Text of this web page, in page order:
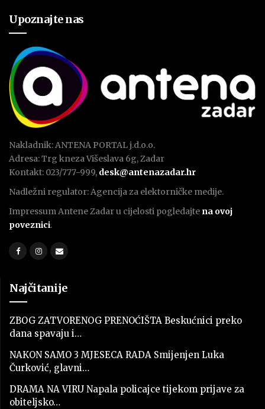
Upoznajte nas
Nakladnik: ANTENA PORTAL j.d.o.o.
Adresa: Trg kneza Višeslava 6g, Zadar
Kontakt: 023/777-999, desk@antenazadar.hr
Nadležni regulator: Agencija za elektorničke medije.
Impressum Antene Zadar u cijelosti pogledajte na ovoj
poveznici.
Najčitanije
ZBOG ZATVORENOG PRENOĆIŠTA Beskućnici preko
dana spavaju i…
NAKON SAMO 3 MJESECA RADA Smijenjen Luka
Čurković, glavni…
DRAMA NA VIRU Napala policajce tijekom prijave za
obiteljsko…